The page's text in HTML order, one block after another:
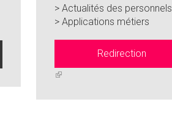
> Actualités des personnels
> Applications métiers
Redirection
(link
external)